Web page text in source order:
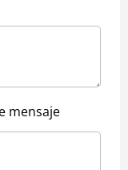
mensaje